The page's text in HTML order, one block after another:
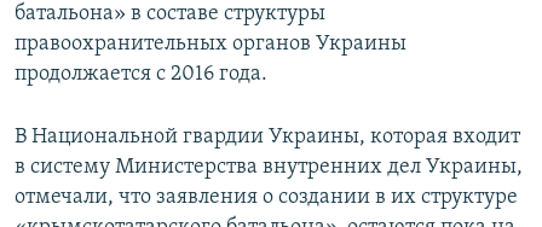
батальона» в составе структуры
правоохранительных органов Украины
продолжается с 2016 года.
В Национальной гвардии Украины, которая входит
в систему Министерства внутренних дел Украины,
отмечали, что заявления о создании в их структуре